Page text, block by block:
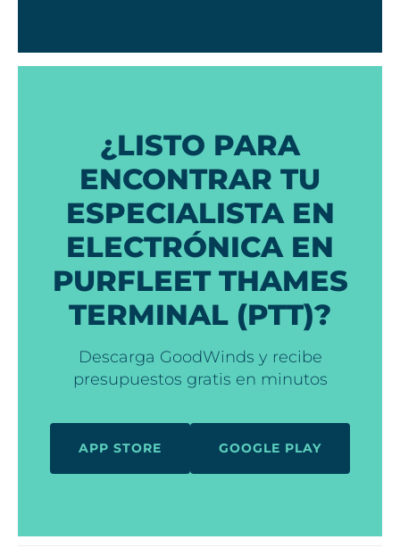
¿LISTO PARA
ENCONTRAR TU
ESPECIALISTA EN
ELECTRÓNICA EN
PURFLEET THAMES
TERMINAL (PTT)?
Descarga GoodWinds y recibe
presupuestos gratis en minutos
APP STORE GOOGLE PLAY